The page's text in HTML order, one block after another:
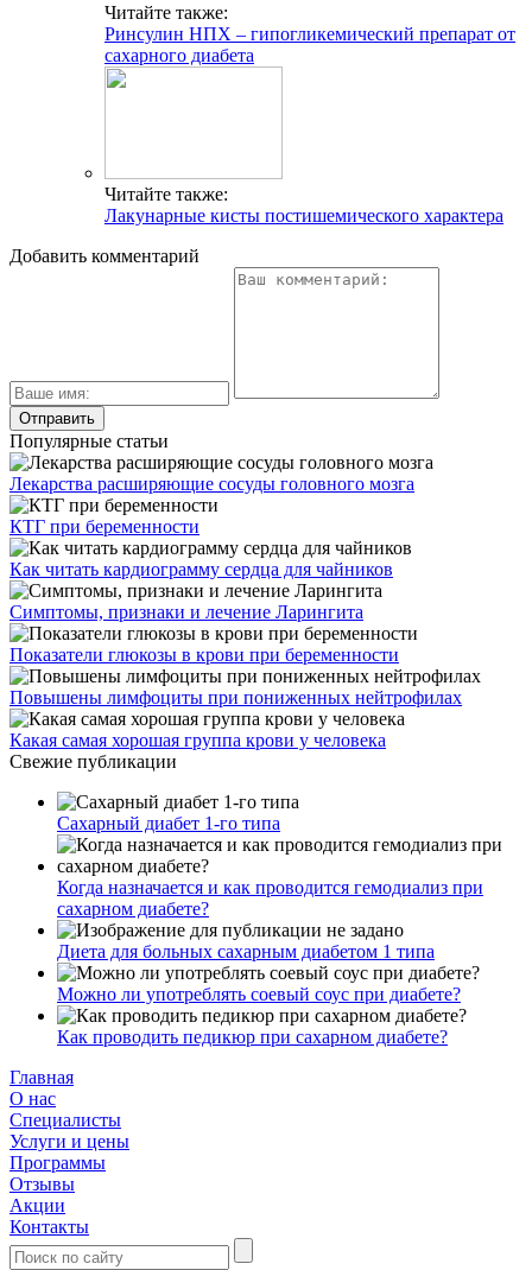
Читайте также:
Ринсулин НПХ – гипогликемический препарат от
сахарного диабета
Читайте также:
Лакунарные кисты постишемического характера
Добавить комментарий
Популярные статьи
Лекарства расширяющие сосуды головного мозга
КТГ при беременности
Как читать кардиограмму сердца для чайников
Симптомы, признаки и лечение Ларингита
Показатели глюкозы в крови при беременности
Повышены лимфоциты при пониженных нейтрофилах
Какая самая хорошая группа крови у человека
Свежие публикации
Сахарный диабет 1-го типа
Когда назначается и как проводится гемодиализ при
сахарном диабете?
Диета для больных сахарным диабетом 1 типа
Можно ли употреблять соевый соус при диабете?
Как проводить педикюр при сахарном диабете?
Главная
О нас
Cпециалисты
Услуги и цены
Программы
Отзывы
Акции
Контакты